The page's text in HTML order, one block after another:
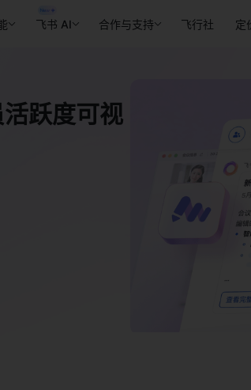
飞书 AI 合作与支持 飞行社 定
跃度可视